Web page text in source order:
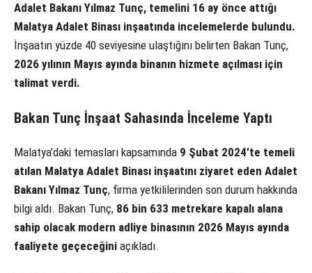
Adalet Bakanı Yılmaz Tunç, temelini 16 ay önce attığı
Malatya Adalet Binası inşaatında incelemelerde bulundu.
İnşaatın yüzde 40 seviyesine ulaştığını belirten Bakan Tunç,
2026 yılının Mayıs ayında binanın hizmete açılması için
talimat verdi.
Bakan Tunç İnşaat Sahasında İnceleme Yaptı
Malatya’daki temasları kapsamında 9 Şubat 2024’te temeli
atılan Malatya Adalet Binası inşaatını ziyaret eden Adalet
Bakanı Yılmaz Tunç, firma yetkililerinden son durum hakkında
bilgi aldı. Bakan Tunç, 86 bin 633 metrekare kapalı alana
sahip olacak modern adliye binasının 2026 Mayıs ayında
faaliyete geçeceğini açıkladı.